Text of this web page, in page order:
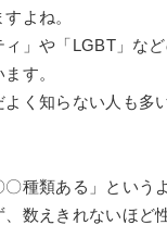
よね。
ィ」や「LGBT」な
す。
よく知らない人も多
種類ある」という
数えきれないほど